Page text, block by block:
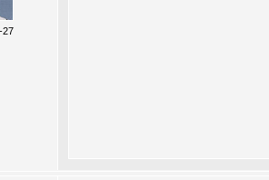
27